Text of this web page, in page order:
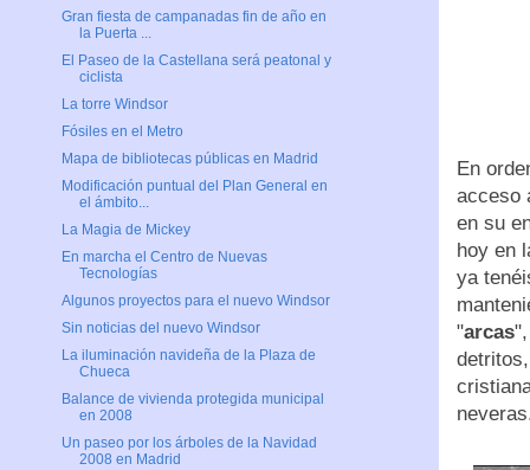
En
acceso
en su
hoy en
ya
"arcas
Gran fiesta de campanadas fin de año en
la Puerta ...
El Paseo de la Castellana será peatonal y
ciclista
La torre Windsor
Fósiles en el Metro
Mapa de bibliotecas públicas en Madrid
Modificación puntual del Plan General en
el ámbito...
La Magia de Mickey
En marcha el Centro de Nuevas
Tecnologías
Algunos proyectos para el nuevo Windsor
Sin noticias del nuevo Windsor
La iluminación navideña de la Plaza de
Chueca
Balance de vivienda protegida municipal
en 2008
Un paseo por los árboles de la Navidad
2008 en Madrid